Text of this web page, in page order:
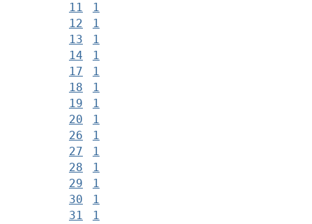
11
1
12
1
13
1
14
1
17
1
18
1
19
1
20
1
26
1
27
1
28
1
29
1
30
1
31
1